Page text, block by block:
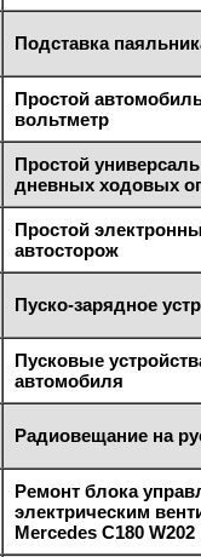
Подставка
Простой
вольтметр
Простой
дневных ходовых
Простой
автосторож
Пуско-зарядное
Пусковые
автомобиля
Радиовещание на
Ремонт блока
электрическим
Mercedes C180 W202